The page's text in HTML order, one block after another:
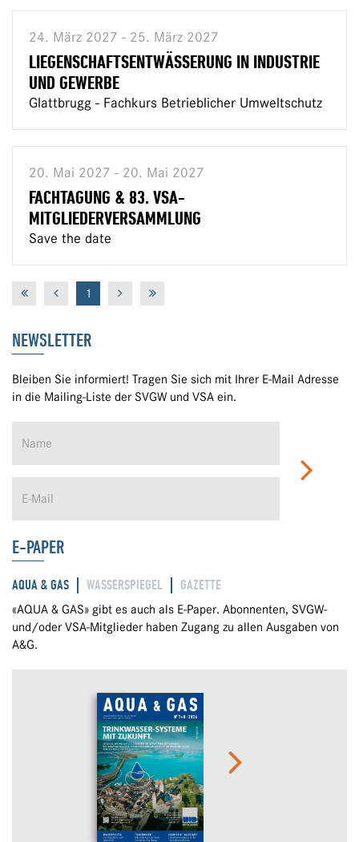
24. März 2027 - 25. März 2027
LIEGENSCHAFTSENTWÄSSERUNG IN INDUSTRIE
UND GEWERBE
Glattbrugg - Fachkurs Betrieblicher Umweltschutz
20. Mai 2027 - 20. Mai 2027
FACHTAGUNG & 83. VSA-
MITGLIEDERVERSAMMLUNG
Save the date
1
NEWSLETTER
Bleiben Sie informiert! Tragen Sie sich mit Ihrer E-Mail Adresse
in die Mailing-Liste der SVGW und VSA ein.
E-PAPER
AQUA & GAS WASSERSPIEGEL GAZETTE
«AQUA & GAS» gibt es auch als E-Paper. Abonnenten, SVGW-
und/oder VSA-Mitglieder haben Zugang zu allen Ausgaben von
A&G.